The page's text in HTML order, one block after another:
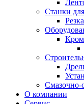
Станки
О компании